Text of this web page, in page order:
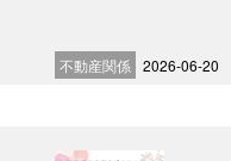
不動産関係 2026-06-20